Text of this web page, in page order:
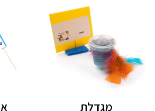
מגדלת